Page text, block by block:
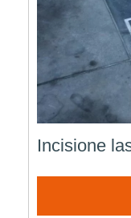
Incisione